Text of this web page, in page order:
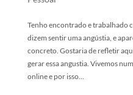
Tenho encontrado e trabalhado
dizem sentir uma angústia, e
concreto. Gostaria de refletir
gerar essa angustia. Vivemos
online e por isso...